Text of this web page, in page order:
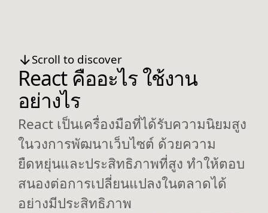
Scroll to discover
React คืออะไร ใช้งาน
อย่างไร
React เป็นเครื่องมือที่ได้รับความนิยมสูง
ในวงการพัฒนาเว็บไซต์ ด้วยความ
ยืดหยุ่นและประสิทธิภาพที่สูง ทำให้ตอบ
สนองต่อการเปลี่ยนแปลงในตลาดได้
อย่างมีประสิทธิภาพ